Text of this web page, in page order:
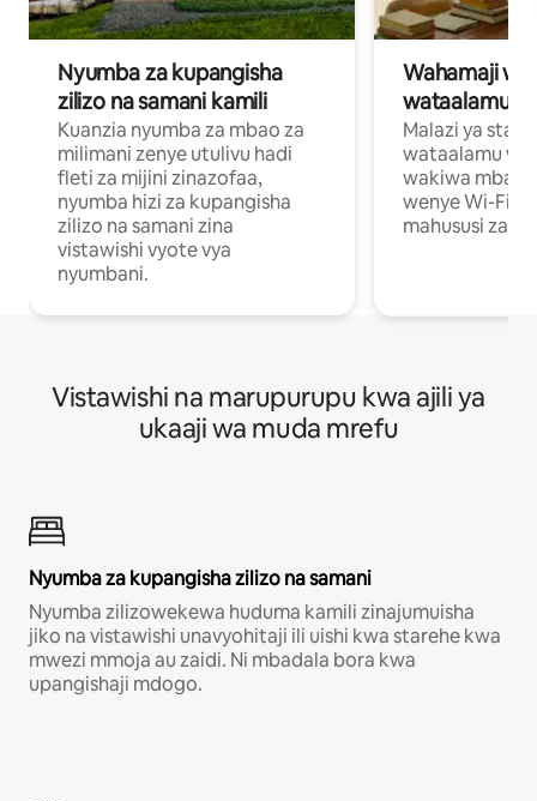
Nyumba za kupangisha
zilizo na samani kamili
Kuanzia nyumba za mbao za
milimani zenye utulivu hadi
fleti za mijini zinazofaa,
nyumba hizi za kupangisha
zilizo na samani zina
vistawishi vyote vya
nyumbani.
Wahamaji
wataalamu
Malazi ya
wataalamu
wakiwa mbali
wenye Wi-Fi
mahususi za
Vistawishi na marupurupu kwa ajili ya
ukaaji wa muda mrefu
Nyumba za kupangisha zilizo na samani
Nyumba zilizowekewa huduma kamili zinajumuisha
jiko na vistawishi unavyohitaji ili uishi kwa starehe kwa
mwezi mmoja au zaidi. Ni mbadala bora kwa
upangishaji mdogo.